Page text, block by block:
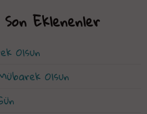
Eklenenler
Olsun
Olsun